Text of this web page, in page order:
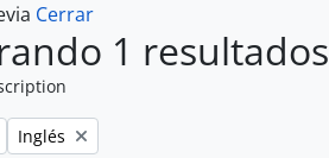
Cerrar
1 resultados
Remove filter:
Inglés